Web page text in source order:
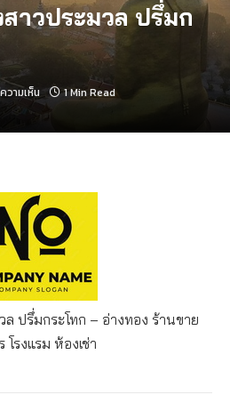
าวประมวล ปรึ่มก
วามเห็น 1 Min Read
ปรึ่มกระโทก – อ่างทอง ร้านขาย
โรงแรม ห้องเช่า